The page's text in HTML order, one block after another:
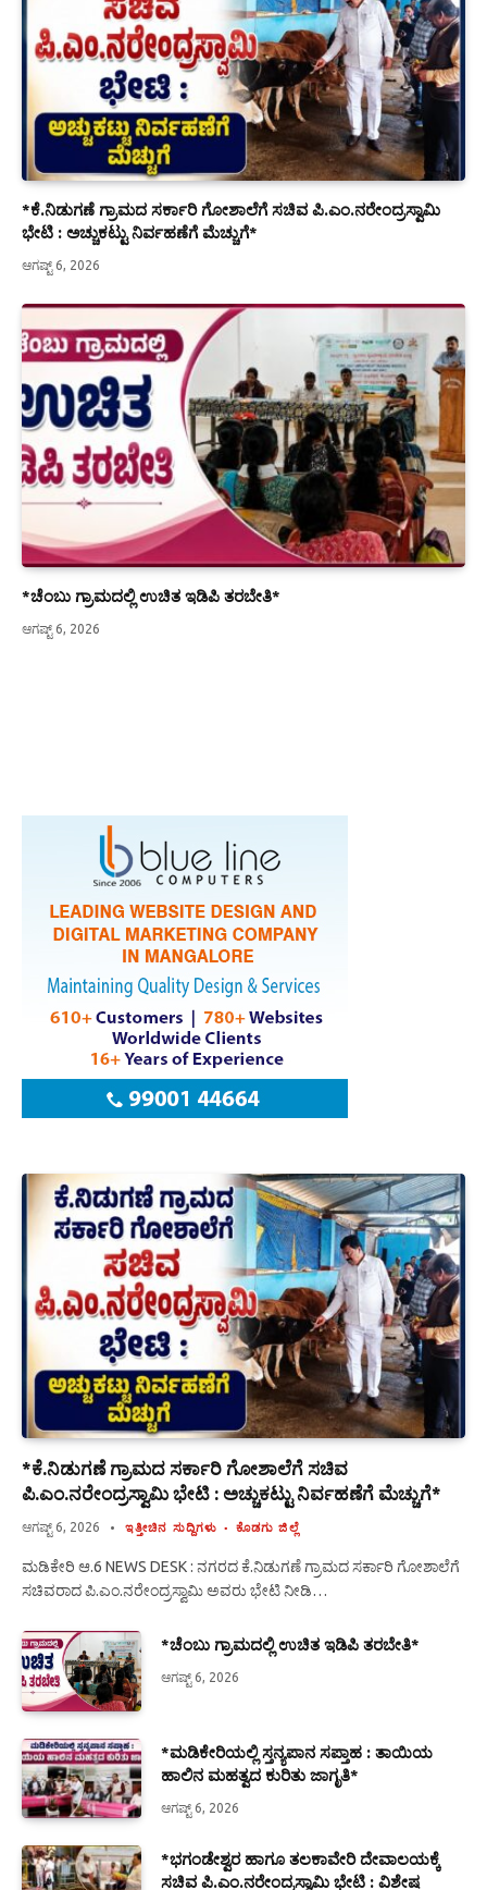
*ಕೆ.ನಿಡುಗಣೆ ಗ್ರಾಮದ ಸರ್ಕಾರಿ ಗೋಶಾಲೆಗೆ ಸಚಿವ ಪಿ.ಎಂ.ನರೇಂದ್ರಸ್ವಾಮಿ
ಭೇಟಿ : ಅಚ್ಚುಕಟ್ಟು ನಿರ್ವಹಣೆಗೆ ಮೆಚ್ಚುಗೆ*
ಆಗಷ್ಟ್ 6, 2026
*ಚೆಂಬು ಗ್ರಾಮದಲ್ಲಿ ಉಚಿತ ಇಡಿಪಿ ತರಬೇತಿ*
ಆಗಷ್ಟ್ 6, 2026
*ಕೆ.ನಿಡುಗಣೆ ಗ್ರಾಮದ ಸರ್ಕಾರಿ ಗೋಶಾಲೆಗೆ ಸಚಿವ
ಪಿ.ಎಂ.ನರೇಂದ್ರಸ್ವಾಮಿ ಭೇಟಿ : ಅಚ್ಚುಕಟ್ಟು ನಿರ್ವಹಣೆಗೆ ಮೆಚ್ಚುಗೆ*
ಆಗಷ್ಟ್ 6, 2026 ಇತ್ತೀಚಿನ ಸುದ್ದಿಗಳು ಕೊಡಗು ಜಿಲ್ಲೆ
ಮಡಿಕೇರಿ ಆ.6 NEWS DESK : ನಗರದ ಕೆ.ನಿಡುಗಣೆ ಗ್ರಾಮದ ಸರ್ಕಾರಿ ಗೋಶಾಲೆಗೆ
ಸಚಿವರಾದ ಪಿ.ಎಂ.ನರೇಂದ್ರಸ್ವಾಮಿ ಅವರು ಭೇಟಿ ನೀಡಿ…
*ಚೆಂಬು ಗ್ರಾಮದಲ್ಲಿ ಉಚಿತ ಇಡಿಪಿ ತರಬೇತಿ*
ಆಗಷ್ಟ್ 6, 2026
*ಮಡಿಕೇರಿಯಲ್ಲಿ ಸ್ತನ್ಯಪಾನ ಸಪ್ತಾಹ : ತಾಯಿಯ
ಹಾಲಿನ ಮಹತ್ವದ ಕುರಿತು ಜಾಗೃತಿ*
ಆಗಷ್ಟ್ 6, 2026
*ಭಗಂಡೇಶ್ವರ ಹಾಗೂ ತಲಕಾವೇರಿ ದೇವಾಲಯಕ್ಕೆ
ಸಚಿವ ಪಿ.ಎಂ.ನರೇಂದ್ರಸ್ವಾಮಿ ಭೇಟಿ : ವಿಶೇಷ